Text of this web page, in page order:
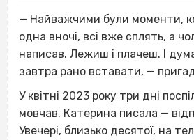
— Найважчими були моменти,
одна вночі, всі вже сплять, а
написав. Лежиш і плачеш. І
завтра рано вставати, —
У квітні 2023 року три дні
мовчав. Катерина писала —
Увечері, близько десятої, на